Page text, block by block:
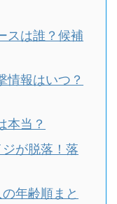
スは誰？候補
情報はいつ？
本当？
が脱落！落
年齢順まと